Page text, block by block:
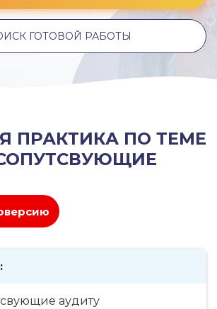
ГОТОВОЙ РАБОТЫ
ПРАКТИКА ПО ТЕМЕ
аудиту